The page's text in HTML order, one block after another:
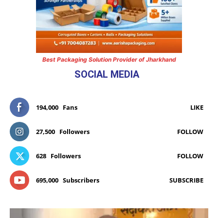
Best Packaging Solution Provider of Jharkhand
SOCIAL MEDIA
194,000 Fans LIKE
27,500 Followers FOLLOW
628 Followers FOLLOW
695,000 Subscribers SUBSCRIBE